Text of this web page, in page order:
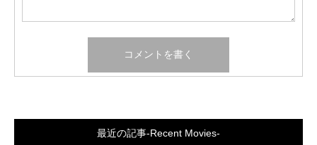
最近の記事-Recent Movies-